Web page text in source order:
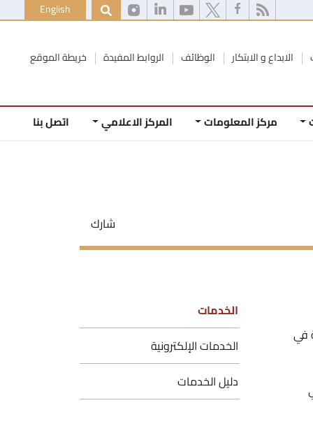
English
الابداع و الابتكار الوظائف الروابط المفيدة خريطة الموقع
مركز المعلومات المركز الاعلامي اتصل بنا
شارك
في
الخدمات
الخدمات الإلكترونية
دليل الخدمات